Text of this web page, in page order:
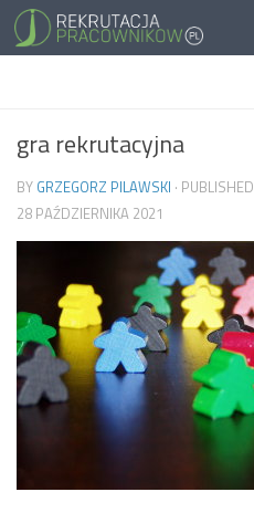
gra rekrutacyjna
BY GRZEGORZ PILAWSKI · PUBLISHED
28 PAŹDZIERNIKA 2021